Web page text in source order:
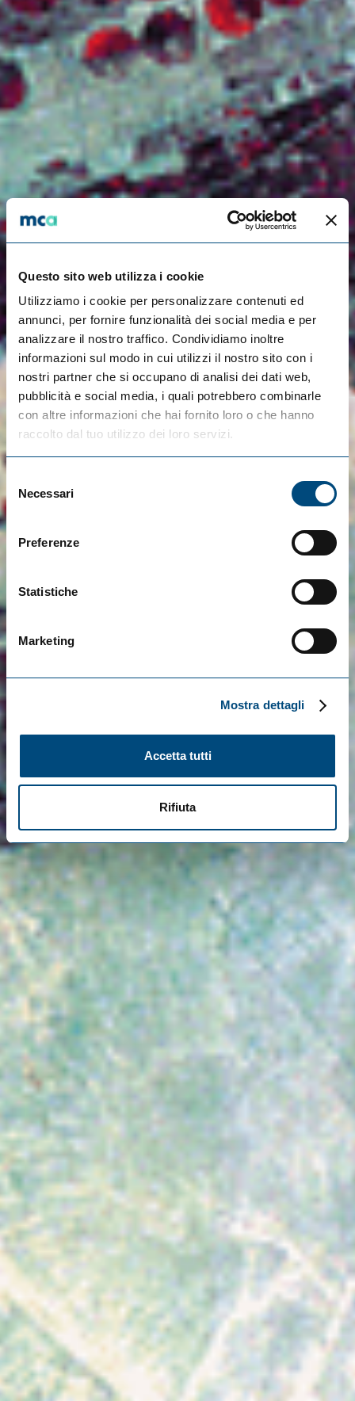
Questo sito web utilizza i cookie
Utilizziamo i cookie per personalizzare contenuti ed
annunci, per fornire funzionalità dei social media e per
analizzare il nostro traffico. Condividiamo inoltre
informazioni sul modo in cui utilizzi il nostro sito con i
nostri partner che si occupano di analisi dei dati web,
pubblicità e social media, i quali potrebbero combinarle
con altre informazioni che hai fornito loro o che hanno
raccolto dal tuo utilizzo dei loro servizi.
del
consenso
Necessari
Preferenze
Statistiche
Marketing
Mostra dettagli
Accetta tutti
Rifiuta